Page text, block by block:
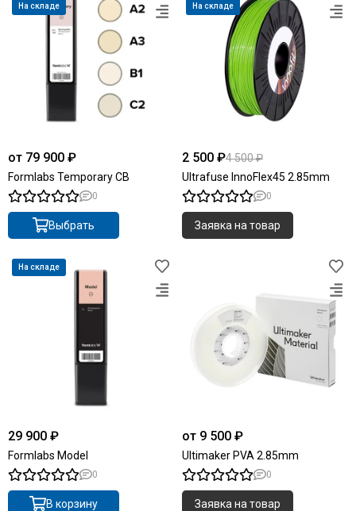
На складе
от 79 900 ₽
Formlabs Temporary CB
0
Выбрать
На складе
2 500 ₽4 500 ₽
Ultrafuse InnoFlex45 2.85mm
0
Заявка на товар
На складе
29 900 ₽
Formlabs Model
0
В корзину
от 9 500 ₽
Ultimaker PVA 2.85mm
0
Заявка на товар